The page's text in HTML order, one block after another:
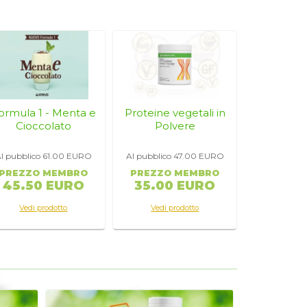
1 - Menta e
Cioccolato
pubblico 61.00 EURO
PREZZO MEMBRO
45.50 EURO
Vedi prodotto
Proteine vegetali in
Polvere
Al pubblico 47.00 EURO
PREZZO MEMBRO
35.00 EURO
Vedi prodotto